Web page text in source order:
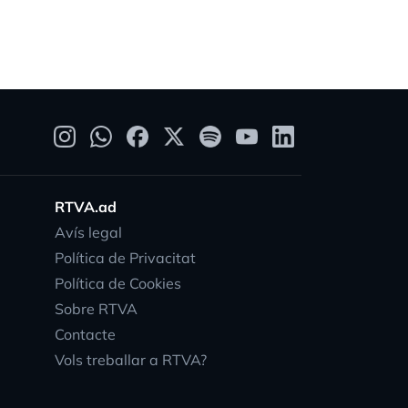
RTVA.ad
Avís legal
Política de Privacitat
Política de Cookies
Sobre RTVA
Contacte
Vols treballar a RTVA?